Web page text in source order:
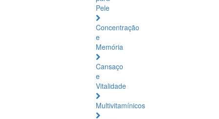
Pele
Concentração
e
Memória
Cansaço
e
Vitalidade
Multivitamínicos